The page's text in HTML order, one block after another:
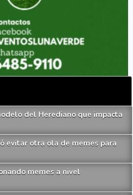
del Herediano que impacta
evitar otra ola de memes para
memes a nivel